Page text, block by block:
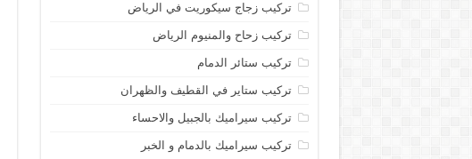
تركيب زجاج سيكوريت في الرياض
تركيب زحاح والمنيوم الرياض
تركيب ستائر الدمام
تركيب ستاير في القطيف والظهران
تركيب سيراميك بالجبيل والاحساء
تركيب سيراميك بالدمام و الخبر